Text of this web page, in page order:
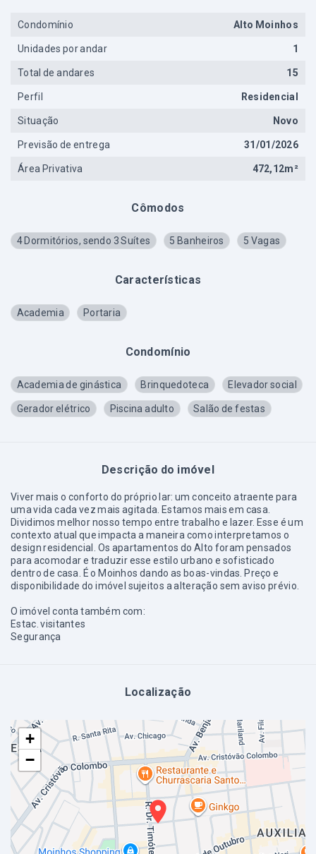
Cômodos
4 Dormitórios, sendo 3 Suítes 5 Banheiros 5 Vagas
Características
Academia Portaria
Condomínio
Academia de ginástica Brinquedoteca Elevador social
Gerador elétrico Piscina adulto Salão de festas
Descrição do imóvel
Viver mais o conforto do próprio lar: um conceito atraente para
uma vida cada vez mais agitada. Estamos mais em casa.
Dividimos melhor nosso tempo entre trabalho e lazer. Esse é um
contexto atual que impacta a maneira como interpretamos o
design residencial. Os apartamentos do Alto foram pensados
para acomodar e traduzir esse estilo urbano e sofisticado
dentro de casa. É o Moinhos dando as boas-vindas. Preço e
disponibilidade do imóvel sujeitos a alteração sem aviso prévio.
O imóvel conta também com:
Estac. visitantes
Segurança
Localização
+
−
Condomínio Alto Moinhos
Unidades por andar 1
Total de andares 15
Perfil Residencial
Situação Novo
Previsão de entrega 31/01/2026
Área Privativa 472,12m²